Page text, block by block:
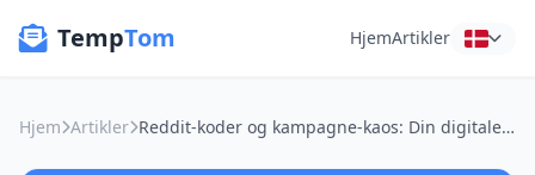
TempTom HjemArtikler
Hjem Artikler Reddit-koder og kampagne-kaos: Din digitale livvagt med midlertidig email